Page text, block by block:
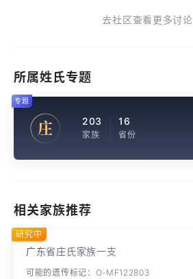
去社区查看更多讨论
所属姓氏专题
庄 203
家族
16
省份
专题
相关家族推荐
广东省庄氏家族一支
可能的遗传标记：O-MF122803
研究中